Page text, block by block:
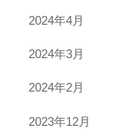
2024年4月
2024年3月
2024年2月
2023年12月